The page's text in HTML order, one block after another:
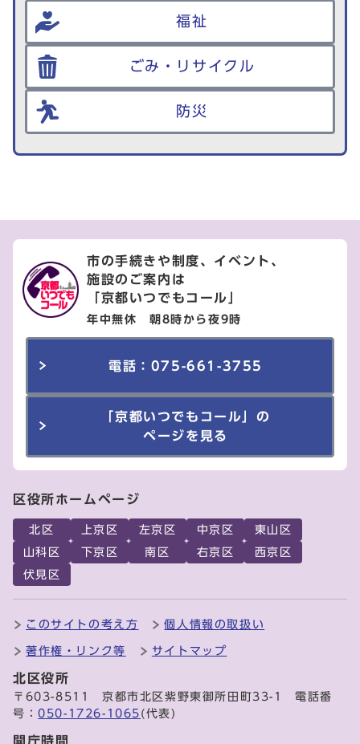
福祉
ごみ・リサイクル
防災
市の手続きや制度、イベント、
施設のご案内は
「京都いつでもコール」
年中無休 朝8時から夜9時
電話：075-661-3755
「京都いつでもコール」の
ページを見る
区役所ホームページ
北区 上京区 左京区 中京区
東山区
山科区
下京区 南区 右京区
西京区
伏見区
このサイトの考え方 個人情報の取扱い
著作権・リンク等 サイトマップ
北区役所
〒603-8511 京都市北区紫野東御所田町33-1 電話番
号：050-1726-1065 (代表)
開庁時間